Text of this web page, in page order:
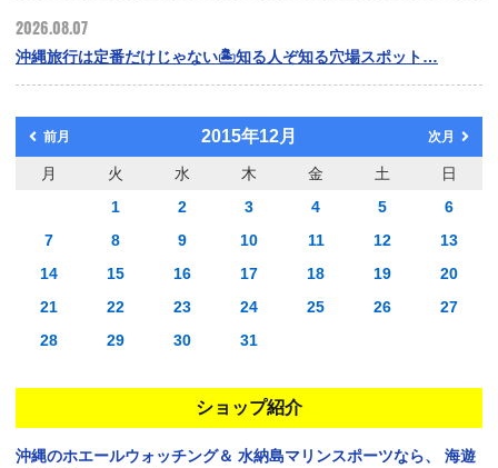
2026.08.07
沖縄旅行は定番だけじゃない🏝️知る人ぞ知る穴場スポット…
前月 2015年12月 次月
月 火 水 木 金 土
日
1
2 3 4 5
6
7
8 9 10 11 12
13
14
15 16 17 18 19
20
21
22 23 24 25 26
27
28
29 30 31
ショップ紹介
沖縄のホエールウォッチング＆ 水納島マリンスポーツなら、
海遊